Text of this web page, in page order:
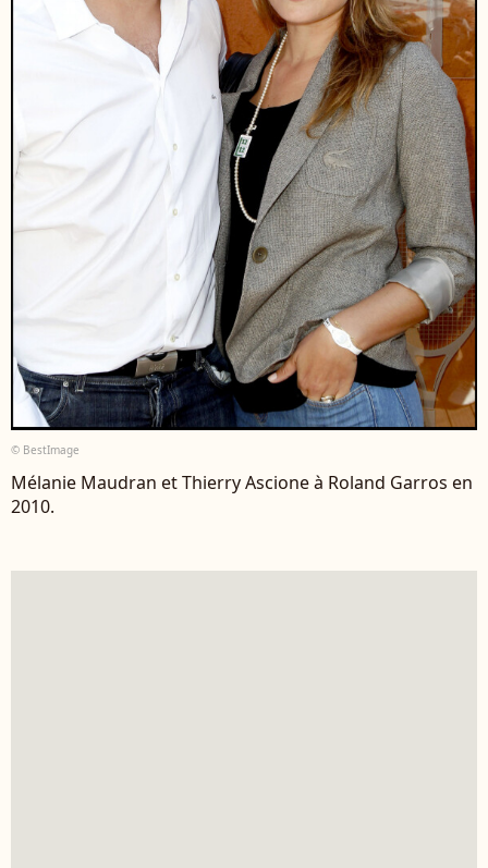
© BestImage
Mélanie Maudran et Thierry Ascione à Roland Garros en
2010.